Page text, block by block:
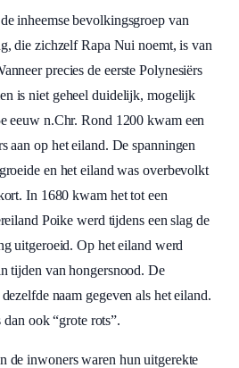
inheemse bevolkingsgroep van
die zichzelf Rapa Nui noemt, is van
precies de eerste Polynesiërs
is niet geheel duidelijk, mogelijk
eeuw n.Chr. Rond 1200 kwam een
aan op het eiland. De spanningen
en het eiland was overbevolkt
In 1680 kwam het tot een
Poike werd tijdens een slag de
uitgeroeid. Op het eiland werd
tijden van hongersnood. De
naam gegeven als het eiland.
ook “grote rots”.
de inwoners waren hun uitgerekte